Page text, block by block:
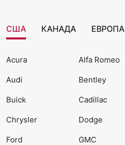
США КАНАДА ЕВРОПА
Acura Alfa Romeo
Audi Bentley
Buick Cadillac
Chrysler Dodge
Ford GMC